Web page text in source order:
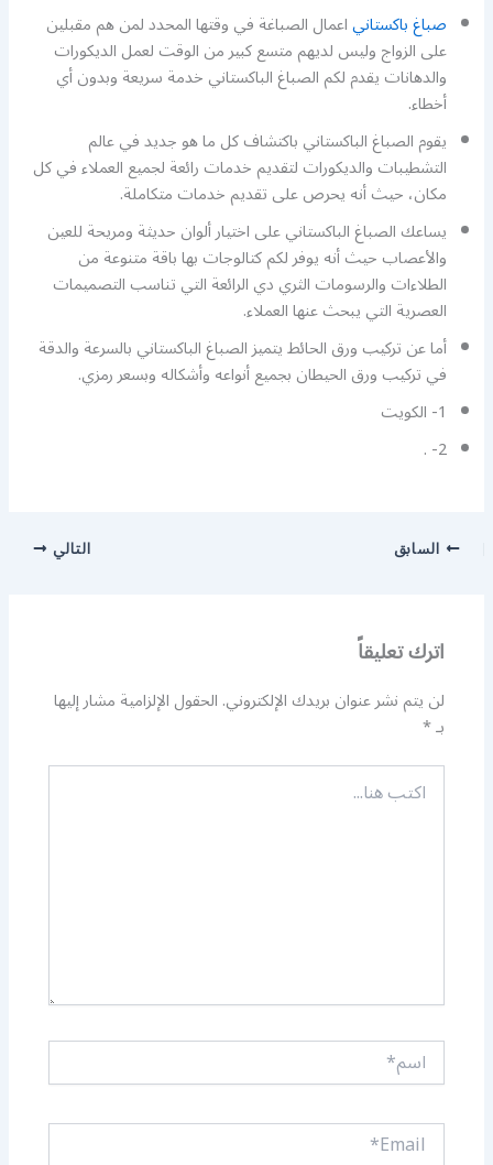
صباغ باكستانياعمال الصباغة في وقتها المحدد لمن هم مقبلين
على الزواج وليس لديهم متسع كبير من الوقت لعمل الديكورات
والدهانات يقدم لكم الصباغ الباكستاني خدمة سريعة وبدون أي
أخطاء.
يقوم الصباغ الباكستاني باكتشاف كل ما هو جديد في عالم
التشطيبات والديكورات لتقديم خدمات رائعة لجميع العملاء في كل
مكان، حيث أنه يحرص على تقديم خدمات متكاملة.
يساعك الصباغ الباكستاني على اختيار ألوان حديثة ومريحة للعين
والأعصاب حيث أنه يوفر لكم كتالوجات بها باقة متنوعة من
الطلاءات والرسومات الثري دي الرائعة التي تناسب التصميمات
العصرية التي يبحث عنها العملاء.
أما عن تركيب ورق الحائط يتميز الصباغ الباكستاني بالسرعة والدقة
في تركيب ورق الحيطان بجميع أنواعه وأشكاله وبسعر رمزي.
1- الكويت
2- .
السابق التالي
اترك تعليقاً
لن يتم نشر عنوان بريدك الإلكتروني.الحقول الإلزامية مشار إليها
بـ*
اكتب
هنا...
اسم*
Email*